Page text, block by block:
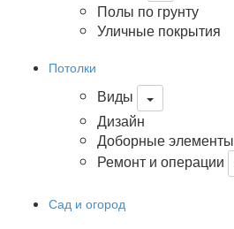
Полы по грунту
Уличные покрытия
Потолки
Виды
Дизайн
Доборные элементы
Ремонт и операции
Сад и огород